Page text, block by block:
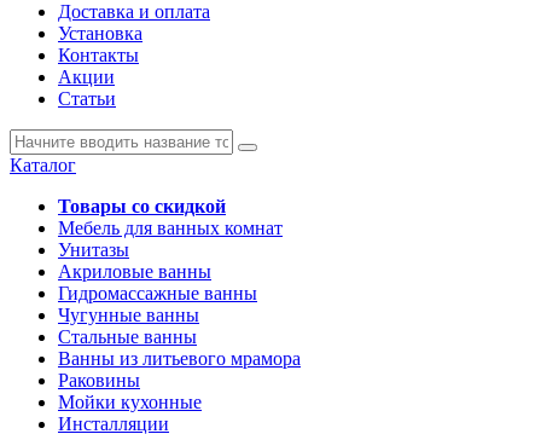
Доставка и оплата
Установка
Контакты
Акции
Статьи
Каталог
Товары со скидкой
Мебель для ванных комнат
Унитазы
Акриловые ванны
Гидромассажные ванны
Чугунные ванны
Стальные ванны
Ванны из литьевого мрамора
Раковины
Мойки кухонные
Инсталляции